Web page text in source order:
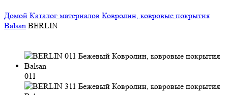
Домой Каталог материалов Ковролин, ковровые покрытия
Balsan BERLIN
011